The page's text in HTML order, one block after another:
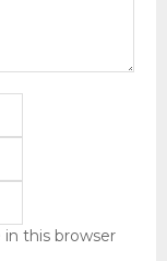
this browser